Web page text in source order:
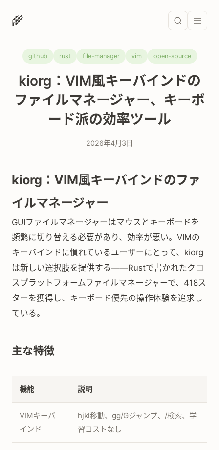
🌾
github rust file-manager vim open-source
kiorg：VIM風キーバインドの
ファイルマネージャー、キーボ
ード派の効率ツール
2026年4月3日
kiorg：VIM風キーバインドのファ
イルマネージャー
GUIファイルマネージャーはマウスとキーボードを
頻繁に切り替える必要があり、効率が悪い。VIMの
キーバインドに慣れているユーザーにとって、kiorg
は新しい選択肢を提供する——Rustで書かれたクロ
スプラットフォームファイルマネージャーで、418ス
ターを獲得し、キーボード優先の操作体験を追求し
ている。
主な特徴
機能 説明
VIMキーバ
インド
hjkl移動、gg/Gジャンプ、/検索、学
習コストなし